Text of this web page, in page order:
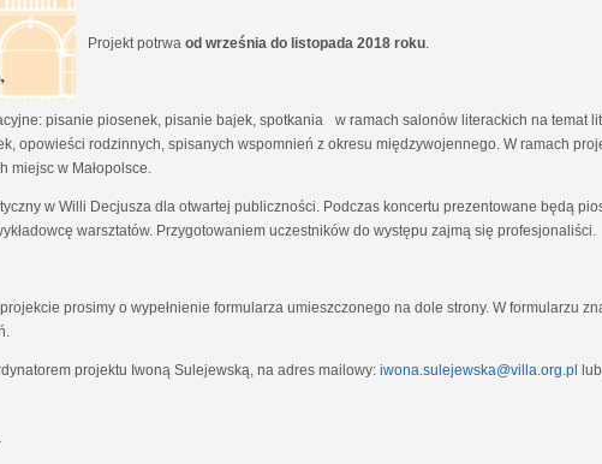
Projekt potrwa od września do listopada 2018 roku
pisanie piosenek, pisanie bajek, spotkania w ramach salonów literackich na temat
opowieści rodzinnych, spisanych wspomnień z okresu międzywojennego. W ramach
miejsc w Małopolsce.
w Willi Decjusza dla otwartej publiczności. Podczas koncertu prezentowane będą
warsztatów. Przygotowaniem uczestników do występu zajmą się profesjonaliści.
prosimy o wypełnienie formularza umieszczonego na dole strony. W formularzu
projektu Iwoną Sulejewską, na adres mailowy: iwona.sulejewska@villa.org.pl